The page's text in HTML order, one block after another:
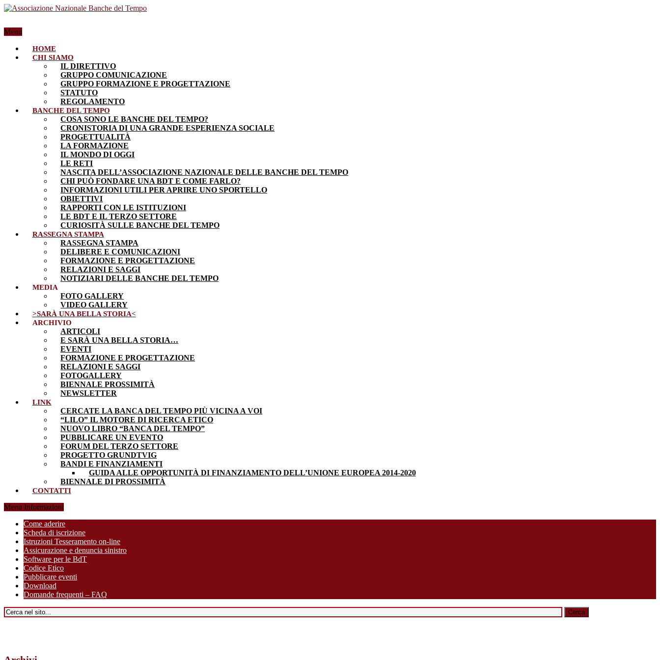
Menu
HOME
CHI SIAMO
IL DIRETTIVO
GRUPPO COMUNICAZIONE
GRUPPO FORMAZIONE E PROGETTAZIONE
STATUTO
REGOLAMENTO
BANCHE DEL TEMPO
COSA SONO LE BANCHE DEL TEMPO?
CRONISTORIA DI UNA GRANDE ESPERIENZA SOCIALE
PROGETTUALITÀ
LA FORMAZIONE
IL MONDO DI OGGI
LE RETI
NASCITA DELL’ASSOCIAZIONE NAZIONALE DELLE BANCHE DEL TEMPO
CHI PUÒ FONDARE UNA BDT E COME FARLO?
INFORMAZIONI UTILI PER APRIRE UNO SPORTELLO
OBIETTIVI
RAPPORTI CON LE ISTITUZIONI
LE BDT E IL TERZO SETTORE
CURIOSITÀ SULLE BANCHE DEL TEMPO
RASSEGNA STAMPA
RASSEGNA STAMPA
DELIBERE E COMUNICAZIONI
FORMAZIONE E PROGETTAZIONE
RELAZIONI E SAGGI
NOTIZIARI DELLE BANCHE DEL TEMPO
MEDIA
FOTO GALLERY
VIDEO GALLERY
>SARÀ UNA BELLA STORIA<
ARCHIVIO
ARTICOLI
E SARÀ UNA BELLA STORIA…
EVENTI
FORMAZIONE E PROGETTAZIONE
RELAZIONI E SAGGI
FOTOGALLERY
BIENNALE PROSSIMITÀ
NEWSLETTER
LINK
CERCATE LA BANCA DEL TEMPO PIÙ VICINA A VOI
“LILO” IL MOTORE DI RICERCA ETICO
NUOVO LIBRO “BANCA DEL TEMPO”
PUBBLICARE UN EVENTO
FORUM DEL TERZO SETTORE
PROGETTO GRUNDTVIG
BANDI E FINANZIAMENTI
GUIDA ALLE OPPORTUNITÀ DI FINANZIAMENTO DELL’UNIONE EUROPEA 2014-2020
BIENNALE DI PROSSIMITÀ
CONTATTI
Menu Informazioni
Come aderire
Scheda di iscrizione
Istruzioni Tesseramento on-line
Assicurazione e denuncia sinistro
Software per le BdT
Codice Etico
Pubblicare eventi
Download
Domande frequenti – FAQ